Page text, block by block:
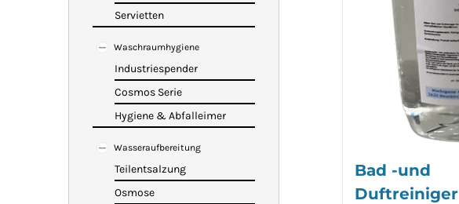
Bad -und
Duftreiniger
Servietten
Waschraumhygiene
Industriespender
Cosmos Serie
Hygiene & Abfalleimer
Wasseraufbereitung
Teilentsalzung
Osmose